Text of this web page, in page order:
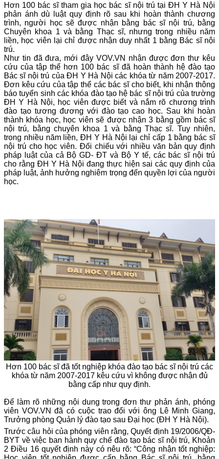
Hơn 100 bác sĩ tham gia học bác sĩ nội trú tại ĐH Y Hà Nội
phản ánh dù luật quy định rõ sau khi hoàn thành chương
trình, người học sẽ được nhận bằng bác sĩ nội trú, bằng
Chuyên khoa 1 và bằng Thạc sĩ, nhưng trong nhiều năm
liền, học viên lại chỉ được nhận duy nhất 1 bằng Bác sĩ nội
trú.
Như tin đã đưa, mới đây VOV.VN nhận được đơn thư kêu
cứu của tập thể hơn 100 bác sĩ đã hoàn thành hệ đào tạo
Bác sĩ nội trú của ĐH Y Hà Nội các khóa từ năm 2007-2017.
Đơn kêu cứu của tập thể các bác sĩ cho biết, khi nhận thông
báo tuyển sinh các khóa đào tạo hệ bác sĩ nội trú của trường
ĐH Y Hà Nội, học viên được biết và nắm rõ chương trình
đào tạo tương đương với đào tạo cao học. Sau khi hoàn
thành khóa học, học viên sẽ được nhận 3 bằng gồm bác sĩ
nội trú, bằng chuyên khoa 1 và bằng Thạc sĩ. Tuy nhiên,
trong nhiều năm liền, ĐH Y Hà Nội lại chỉ cấp 1 bằng bác sĩ
nội trú cho học viên. Đối chiếu với nhiều văn bản quy định
pháp luật của cả Bộ GD- ĐT và Bộ Y tế, các bác sĩ nội trú
cho rằng ĐH Y Hà Nội đang thực hiện sai các quy định của
pháp luật, ảnh hưởng nghiêm trọng đến quyền lợi của người
học.
Hơn 100 bác sĩ đã tốt nghiệp khóa đào tạo bác sĩ nội trú các
khóa từ năm 2007-2017 kêu cứu vì không được nhận đủ
bằng cấp như quy định.
Để làm rõ những nội dung trong đơn thư phản ánh, phóng
viên VOV.VN đã có cuộc trao đổi với ông Lê Minh Giang,
Trưởng phòng Quản lý đào tạo sau Đại học (ĐH Y Hà Nội).
Trước câu hỏi của phóng viên rằng, Quyết định 19/2006/QĐ-
BYT về việc ban hành quy chế đào tạo bác sĩ nội trú, Khoản
2 Điều 16 quyết định này có nêu rõ: “Công nhận tốt nghiệp: